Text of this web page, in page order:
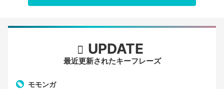
UPDATE
最近更新されたキーフレーズ
モモンガ